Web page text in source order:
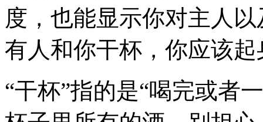
度，也能显示你对主人
有人和你干杯，你应该
“干杯”指的是“喝完或者